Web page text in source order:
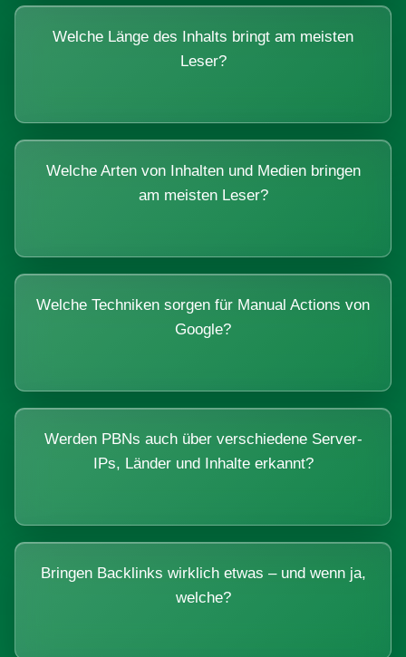
Welche Länge des Inhalts bringt am meisten
Leser?
Welche Arten von Inhalten und Medien bringen
am meisten Leser?
Welche Techniken sorgen für Manual Actions von
Google?
Werden PBNs auch über verschiedene Server-
IPs, Länder und Inhalte erkannt?
Bringen Backlinks wirklich etwas – und wenn ja,
welche?